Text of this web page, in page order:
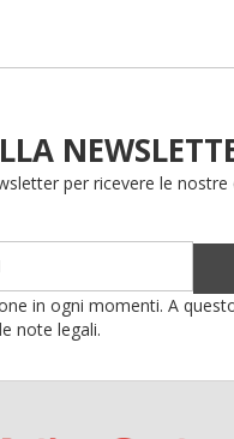
per ricevere le
in ogni momenti. A
note legali.